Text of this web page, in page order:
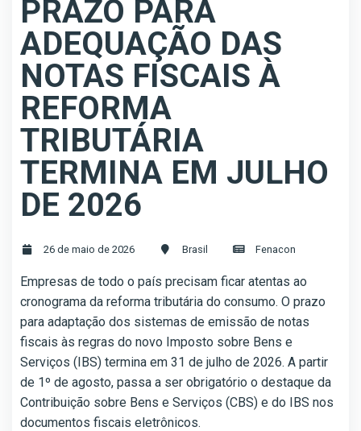
PRAZO PARA
ADEQUAÇÃO DAS
NOTAS FISCAIS À
REFORMA
TRIBUTÁRIA
TERMINA EM JULHO
DE 2026
26 de maio de 2026 Brasil Fenacon
Empresas de todo o país precisam ficar atentas ao
cronograma da reforma tributária do consumo. O prazo
para adaptação dos sistemas de emissão de notas
fiscais às regras do novo Imposto sobre Bens e
Serviços (IBS) termina em 31 de julho de 2026. A partir
de 1º de agosto, passa a ser obrigatório o destaque da
Contribuição sobre Bens e Serviços (CBS) e do IBS nos
documentos fiscais eletrônicos.